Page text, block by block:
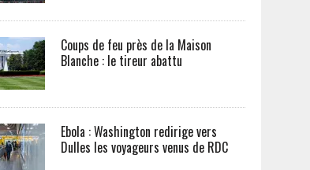
Coups de feu près de la Maison
Blanche : le tireur abattu
Ebola : Washington redirige vers
Dulles les voyageurs venus de RDC